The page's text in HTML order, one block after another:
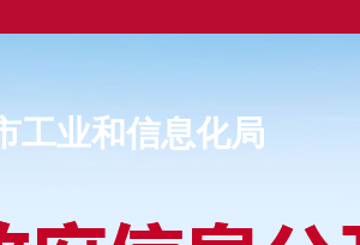
工业和信息化局